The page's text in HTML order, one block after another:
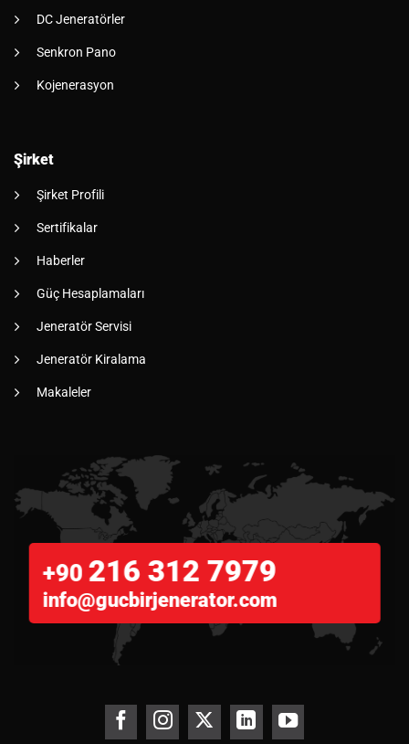
DC Jeneratörler
Senkron Pano
Kojenerasyon
Şirket
Şirket Profili
Sertifikalar
Haberler
Güç Hesaplamaları
Jeneratör Servisi
Jeneratör Kiralama
Makaleler
+90 216 312 7979
info@gucbirjenerator.com